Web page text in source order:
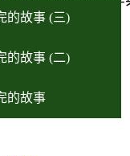
的故事 (三)
的故事 (二)
的故事